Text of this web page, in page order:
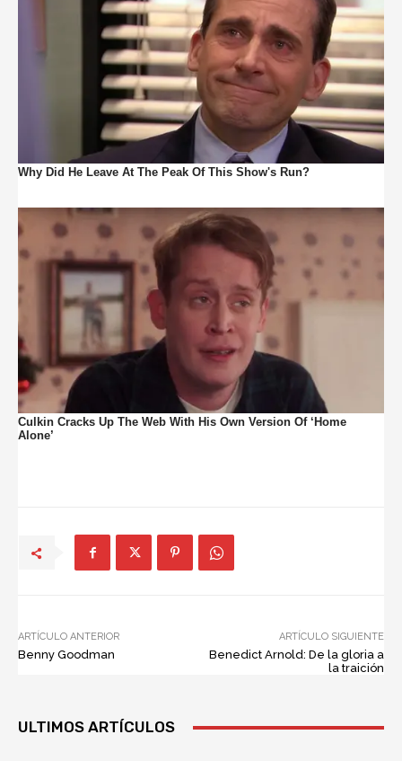
ARTÍCULO ANTERIOR
Benny Goodman
ARTÍCULO SIGUIENTE
Benedict Arnold: De la gloria a
la traición
ULTIMOS ARTÍCULOS